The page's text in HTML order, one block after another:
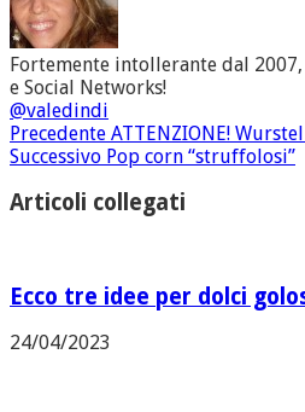
Fortemente intollerante dal
e Social Networks!
@valedindi
Precedente ATTENZIONE!
Successivo Pop corn “struffolosi”
Articoli collegati
Ecco tre idee per dolci
24/04/2023